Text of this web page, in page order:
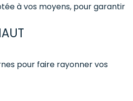
à vos moyens, pour garantir
pour faire rayonner vos